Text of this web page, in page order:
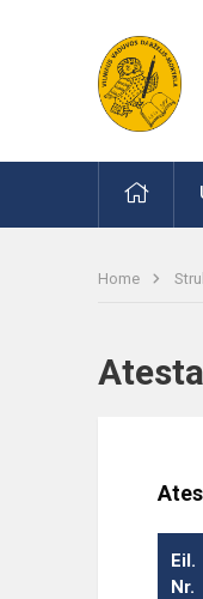
Home
Eil.
Nr.